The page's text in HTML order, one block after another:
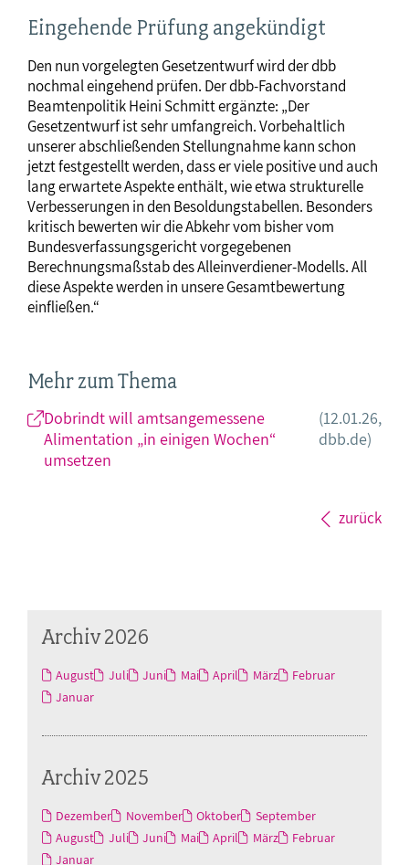
Eingehende Prüfung angekündigt
Den nun vorgelegten Gesetzentwurf wird der dbb
nochmal eingehend prüfen. Der dbb-Fachvorstand
Beamtenpolitik Heini Schmitt ergänzte: „Der
Gesetzentwurf ist sehr umfangreich. Vorbehaltlich
unserer abschließenden Stellungnahme kann schon
jetzt festgestellt werden, dass er viele positive und auch
lang erwartete Aspekte enthält, wie etwa strukturelle
Verbesserungen in den Besoldungstabellen. Besonders
kritisch bewerten wir die Abkehr vom bisher vom
Bundesverfassungsgericht vorgegebenen
Berechnungsmaßstab des Alleinverdiener-Modells. All
diese Aspekte werden in unsere Gesamtbewertung
einfließen.“
Mehr zum Thema
Dobrindt will amtsangemessene
Alimentation „in einigen Wochen“
umsetzen
(12.01.26,
dbb.de)
zurück
Archiv 2026
August Juli Juni Mai April März
Februar
Januar
Archiv 2025
Dezember November Oktober
September
August
Juli Juni Mai April März
Februar
Januar